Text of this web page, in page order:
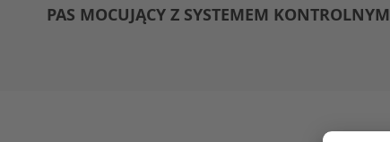
PAS MOCUJĄCY Z SYSTEMEM KONTROLNYM